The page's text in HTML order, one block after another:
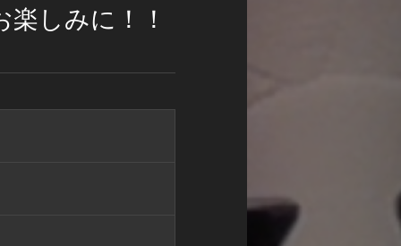
しみに！！